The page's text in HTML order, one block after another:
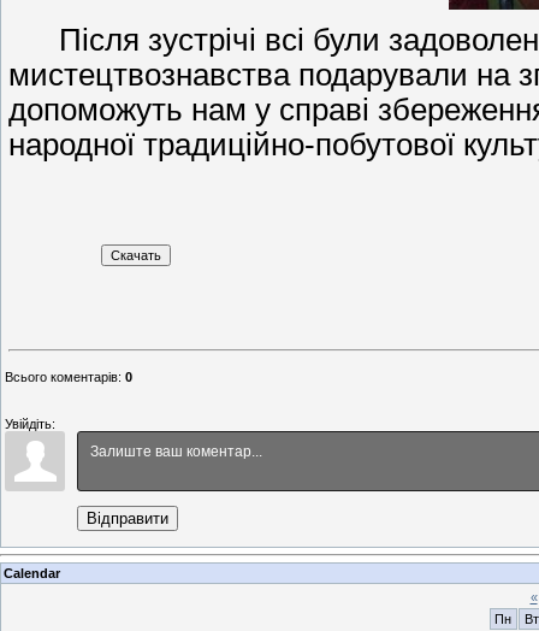
Після зустрічі всі були
мистецтвознавства подарували на
допоможуть нам у справі
народної традиційно-побутової
Всього коментарів: 0
Увійдіть:
Відправити
Calendar
«
Пн
Вт